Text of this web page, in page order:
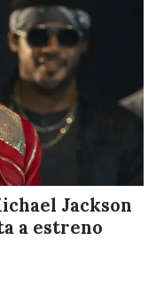
Jackson
a estreno